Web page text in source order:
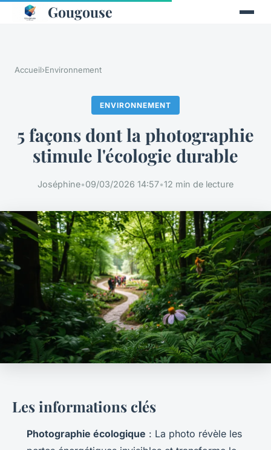
Gougouse
Accueil›Environnement
ENVIRONNEMENT
5 façons dont la photographie
stimule l'écologie durable
Joséphine•09/03/2026 14:57•12 min de lecture
Les informations clés
Photographie écologique : La photo révèle les